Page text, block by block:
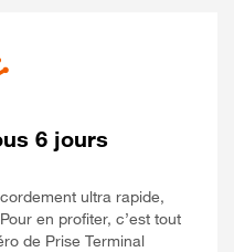
6 jours
ultra rapide,
en profiter, c’est tout
de Prise Terminal